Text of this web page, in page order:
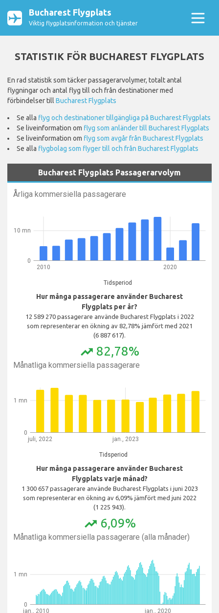
Bucharest Flygplats
Viktig flygplatsinformation och tjänster
STATISTIK FÖR BUCHAREST FLYGPLATS
En rad statistik som täcker passagerarvolymer, totalt antal
flygningar och antal flyg till och från destinationer med
förbindelser till Bucharest Flygplats
Se alla flyg och destinationer tillgängliga på Bucharest Flygplats
Se liveinformation om flyg som anländer till Bucharest Flygplats
Se liveinformation om flyg som avgår från Bucharest Flygplats
Se alla flygbolag som flyger till och från Bucharest Flygplats
Bucharest Flygplats Passagerarvolym
Årliga kommersiella passagerare
2010 2020
Tidsperiod
0
10 mn
Hur många passagerare använder Bucharest
Flygplats per år?
12 589 270 passagerare använde Bucharest Flygplats i 2022
som representerar en ökning av 82,78% jämfört med 2021
(6 887 617).
trending_up 82,78%
Månatliga kommersiella passagerare
juli, 2022 jan., 2023
Tidsperiod
0
1 mn
Hur många passagerare använder Bucharest
Flygplats varje månad?
1 300 657 passagerare använde Bucharest Flygplats i juni 2023
som representerar en ökning av 6,09% jämfört med juni 2022
(1 225 943).
trending_up 6,09%
Månatliga kommersiella passagerare (alla månader)
jan., 2010 jan., 2020
0
1 mn